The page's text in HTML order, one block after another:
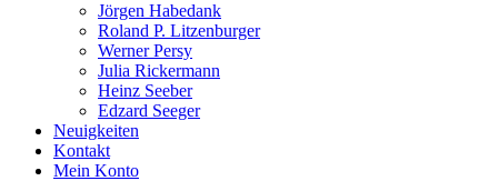
Jörgen Habedank
Roland P. Litzenburger
Werner Persy
Julia Rickermann
Heinz Seeber
Edzard Seeger
Neuigkeiten
Kontakt
Mein Konto